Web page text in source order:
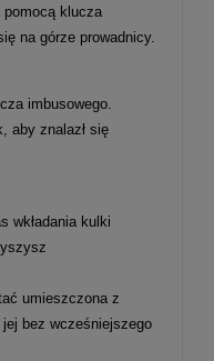
pomocą klucza
na górze prowadnicy.
imbusowego.
aby znalazł się
wkładania kulki
umieszczona z
jej bez wcześniejszego